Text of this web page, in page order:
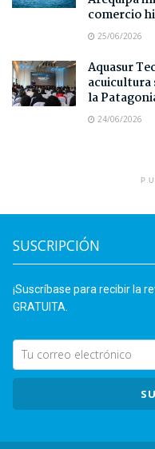
comercio
25/06/2026
Aquasur
acuicultura
la
24/06/2026
SUSCRIPCIÓN
¡Suscríbase para recibir la
GRATUITA.